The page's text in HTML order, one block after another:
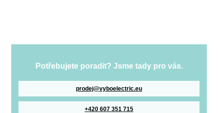
Potřebujete poradit? Jsme tady pro vás.
prodej@vyboelectric.eu
+420 607 351 715